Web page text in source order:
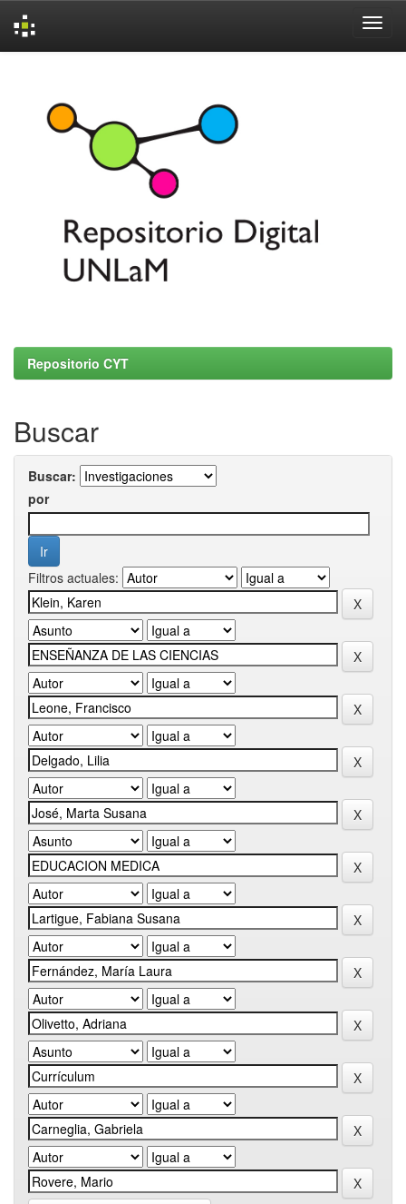
Repositorio CYT
Buscar
Buscar:
por
Filtros actuales: